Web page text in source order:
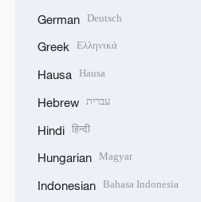
German Deutsch
Greek Ελληνικά
Hausa Hausa
Hebrew עברית
Hindi हिन्दी
Hungarian Magyar
Indonesian Bahasa Indonesia